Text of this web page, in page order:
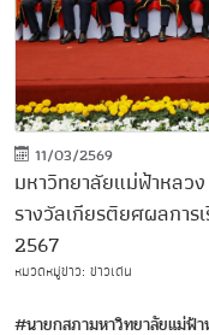
11/03/2569
มหาวิทยาลัยแม่ฟ้าหลว
รางวัลเกียรติยศผลกา
2567
หมวดหมู่ข่าว: ข่าวเด่น
#นายกสภามหาวิทยาลัยแม่ฟ้า